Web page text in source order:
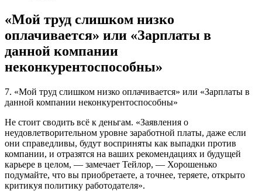
«Мой труд слишком низко
оплачивается» или «Зарплаты в
данной компании
неконкурентоспособны»
7. «Мой труд слишком низко оплачивается» или «Зарплаты в
данной компании неконкурентоспособны»
Не стоит сводить всё к деньгам. «Заявления о
неудовлетворительном уровне заработной платы, даже если
они справедливы, будут восприняты как выпадки против
компании, и отразятся на ваших рекомендациях и будущей
карьере в целом, — замечает Тейлор, — Хорошенько
подумайте, что вы приобретаете, а точнее, теряете, открыто
критикуя политику работодателя».